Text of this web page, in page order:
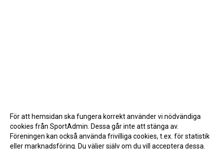
För att hemsidan ska fungera korrekt använder vi nödvändiga
cookies från SportAdmin. Dessa går inte att stänga av.
Föreningen kan också använda frivilliga cookies, t.ex. för statistik
eller marknadsföring. Du väljer själv om du vill acceptera dessa.